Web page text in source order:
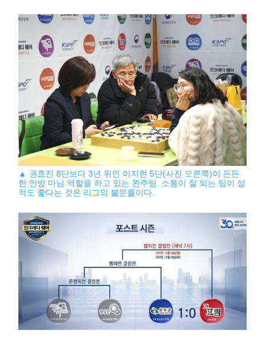
▲ 권효진 8단보다 3년 위인 이지현 5단(사진 오른쪽)이 든든
한 안방 마님 역할을 하고 있는 완주팀. 소통이 잘 되는 팀이 성
적도 좋다는 것은 리그의 불문률이다.